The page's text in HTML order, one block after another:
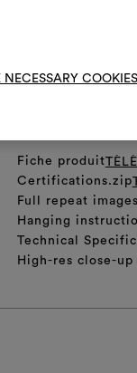
NECESSARY
Fiche produit
Certifications.zip
Full repeat
Hanging
Technical
High-res close-up